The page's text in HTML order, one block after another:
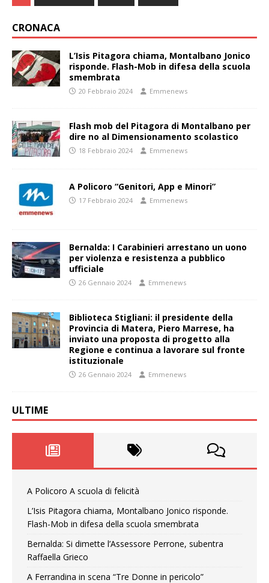
CRONACA
L’Isis Pitagora chiama, Montalbano Jonico
risponde. Flash-Mob in difesa della scuola
smembrata
20 Febbraio 2024 Emmenews
Flash mob del Pitagora di Montalbano per
dire no al Dimensionamento scolastico
18 Febbraio 2024 Emmenews
A Policoro “Genitori, App e Minori”
17 Febbraio 2024 Emmenews
Bernalda: I Carabinieri arrestano un uono
per violenza e resistenza a pubblico
ufficiale
26 Gennaio 2024 Emmenews
Biblioteca Stigliani: il presidente della
Provincia di Matera, Piero Marrese, ha
inviato una proposta di progetto alla
Regione e continua a lavorare sul fronte
istituzionale
26 Gennaio 2024 Emmenews
ULTIME
A Policoro A scuola di felicità
L’Isis Pitagora chiama, Montalbano Jonico risponde.
Flash-Mob in difesa della scuola smembrata
Bernalda: Si dimette l’Assessore Perrone, subentra
Raffaella Grieco
A Ferrandina in scena “Tre Donne in pericolo”